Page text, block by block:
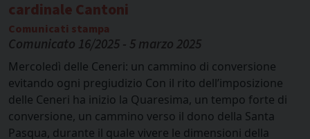
cardinale Cantoni
Comunicati stampa
Comunicato 16/2025 - 5 marzo 2025
Mercoledì delle Ceneri: un cammino di conversione
evitando ogni pregiudizio Con il rito dell’imposizione
delle Ceneri ha inizio la Quaresima, un tempo forte di
conversione, un cammino verso il dono della Santa
Pasqua, durante il quale vivere le dimensioni della